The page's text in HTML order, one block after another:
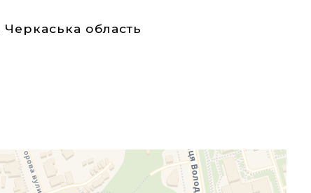
Черкаська область